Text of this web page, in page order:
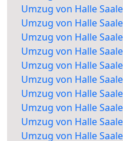
Umzug von Halle
Umzug von Halle
Umzug von Halle
Umzug von Halle
Umzug von Halle
Umzug von Halle
Umzug von Halle
Umzug von Halle
Umzug von Halle
Umzug von Halle